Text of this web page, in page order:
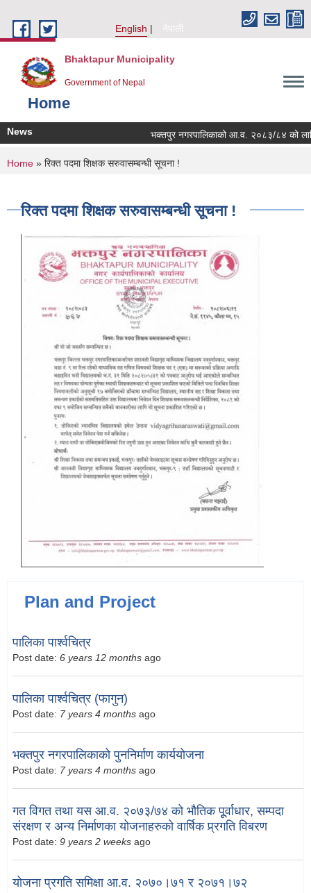
English
नेपाली
Bhaktapur Municipality
Government of Nepal
Home
News भक्तपुर नगरपालिकाको आ.व. २०८३/८४ को लागि
You are here
Home » रिक्त पदमा शिक्षक सरुवासम्बन्धी सूचना !
रिक्त पदमा शिक्षक सरुवासम्बन्धी सूचना !
Plan and Project
पालिका पार्श्वचित्र
Post date: 6 years 12 months ago
पालिका पार्श्वचित्र (फागुन)
Post date: 7 years 4 months ago
भक्तपुर नगरपालिकाको पुननिर्माण कार्ययोजना
Post date: 7 years 4 months ago
गत विगत तथा यस आ.व. २०७३/७४ को भौतिक पूूर्वाधार, सम्पदा
संरक्षण र अन्य निर्माणका योजनाहरुको वार्षिक प्र्रगति विबरण
Post date: 9 years 2 weeks ago
योजना प्रगति समिक्षा आ.व. २०७०।७१ र २०७१।७२